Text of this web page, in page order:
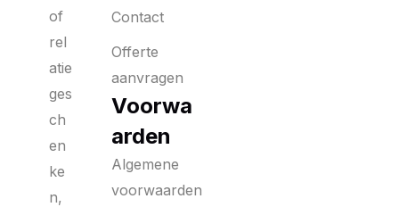
of
rel
atie
ges
ch
en
ke
n,
Contact
Offerte
aanvragen
Voorwa
arden
Algemene
voorwaarden